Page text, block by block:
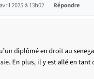
2025 à 13h02 Répondre
diplômé en droit au
En plus, il y est allé en tant